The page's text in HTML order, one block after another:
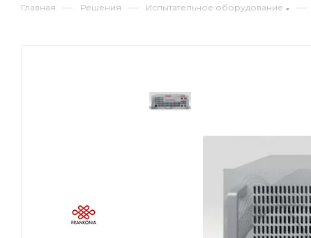
Главная — Решения — Испытательное оборудование —